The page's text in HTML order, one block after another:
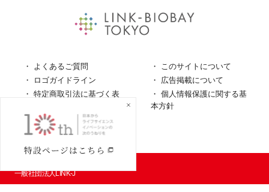
よくあるご質問
このサイトについて
ロゴガイドライン
広告掲載について
特定商取引法に基づく表
個人情報保護に関する基
本方針
個人情報の取扱について
一般社団法人LINK-J